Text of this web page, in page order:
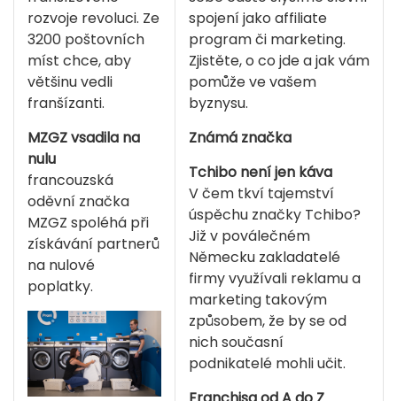
rozvoje revoluci. Ze
3200 poštovních
míst chce, aby
většinu vedli
franšízanti.
MZGZ vsadila na
nulu
francouzská
oděvní značka
MZGZ spoléhá při
získávání partnerů
na nulové
poplatky.
spojení jako affiliate
program či marketing.
Zjistěte, o co jde a jak vám
pomůže ve vašem
byznysu.
Známá značka
Tchibo není jen káva
V čem tkví tajemství
úspěchu značky Tchibo?
Již v poválečném
Německu zakladatelé
firmy využívali reklamu a
marketing takovým
způsobem, že by se od
nich současní
podnikatelé mohli učit.